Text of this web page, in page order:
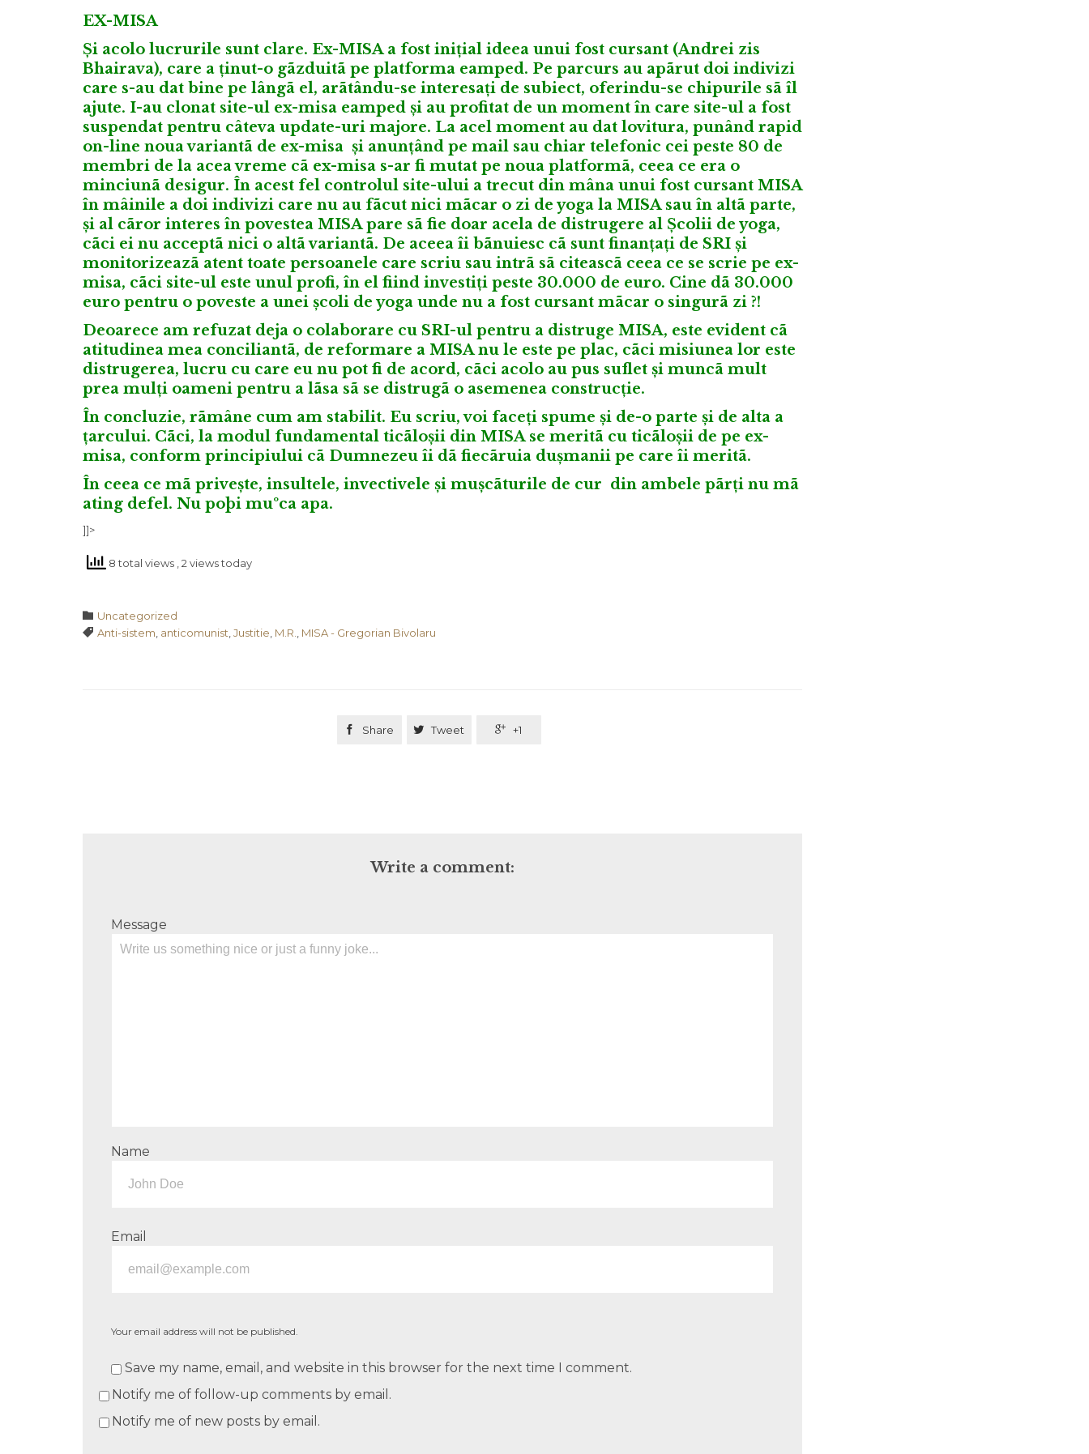
EX-MISA
Și acolo lucrurile sunt clare. Ex-MISA a fost inițial ideea unui fost cursant (Andrei zis
Bhairava), care a ținut-o gãzduitã pe platforma eamped. Pe parcurs au apãrut doi indivizi
care s-au dat bine pe lângã el, arãtându-se interesați de subiect, oferindu-se chipurile sã îl
ajute. I-au clonat site-ul ex-misa eamped și au profitat de un moment în care site-ul a fost
suspendat pentru câteva update-uri majore. La acel moment au dat lovitura, punând rapid
on-line noua variantã de ex-misa și anunțând pe mail sau chiar telefonic cei peste 80 de
membri de la acea vreme cã ex-misa s-ar fi mutat pe noua platformã, ceea ce era o
minciunã desigur. În acest fel controlul site-ului a trecut din mâna unui fost cursant MISA
în mâinile a doi indivizi care nu au fãcut nici mãcar o zi de yoga la MISA sau în altã parte,
și al cãror interes în povestea MISA pare sã fie doar acela de distrugere al Școlii de yoga,
cãci ei nu acceptã nici o altã variantã. De aceea îi bãnuiesc cã sunt finanțați de SRI și
monitorizeazã atent toate persoanele care scriu sau intrã sã citeascã ceea ce se scrie pe ex-
misa, cãci site-ul este unul profi, în el fiind investiți peste 30.000 de euro. Cine dã 30.000
euro pentru o poveste a unei școli de yoga unde nu a fost cursant mãcar o singurã zi ?!
Deoarece am refuzat deja o colaborare cu SRI-ul pentru a distruge MISA, este evident cã
atitudinea mea conciliantã, de reformare a MISA nu le este pe plac, cãci misiunea lor este
distrugerea, lucru cu care eu nu pot fi de acord, cãci acolo au pus suflet și muncã mult
prea mulți oameni pentru a lãsa sã se distrugã o asemenea construcție.
În concluzie, rãmâne cum am stabilit. Eu scriu, voi faceți spume și de-o parte și de alta a
țarcului. Cãci, la modul fundamental ticãloșii din MISA se meritã cu ticãloșii de pe ex-
misa, conform principiului cã Dumnezeu îi dã fiecãruia dușmanii pe care îi meritã.
În ceea ce mã privește, insultele, invectivele și mușcãturile de cur din ambele pãrți nu mã
ating defel. Nu poþi muºca apa.
]]>
8 total views , 2 views today
 Category
Uncategorized
 Tags
Anti-sistem, anticomunist,Justitie, M.R., MISA - Gregorian Bivolaru
 Share  Tweet  +1
Write a comment:
Message
Name
Email
Your email address will not be published.
Save my name, email, and website in this browser for the next time I comment.
Notify me of follow-up comments by email.
Notify me of new posts by email.